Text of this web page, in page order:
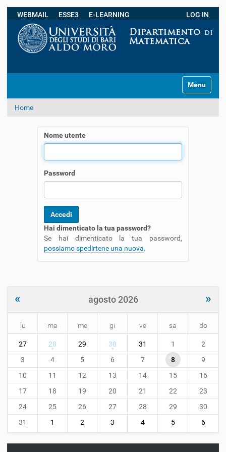
WEBMAIL ESSE3 E-LEARNING LOG IN
z
Toggle
Home
Nome utente
Password
Hai dimenticato la tua password?
Se hai dimenticato la tua password,
possiamo spedirtene una nuova.
« agosto 2026 »
t
8
lu ma me gi ve sa do
27 28 29 30 31 1
2
3
4 5 6 7 8
9
10
11 12 13 14 15
16
17
18 19 20 21 22
23
24
25 26 27 28 29
30
31
1 2 3 4 5 6